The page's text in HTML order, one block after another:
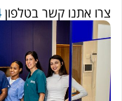
קשר בטלפון 7684